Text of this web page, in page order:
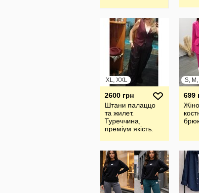
XL, XXL
2600 грн
Штани палаццо
та жилет.
Туреччина,
преміум якість.
S,
699